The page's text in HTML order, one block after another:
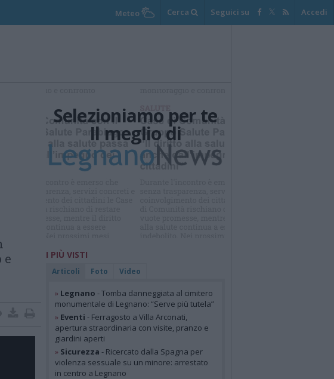
Meteo Cerca Seguici su Accedi
e
Selezioniamo per te
Il meglio di
I PIÙ VISTI
Articoli Foto Video
» Legnano - Tomba danneggiata al cimitero
monumentale di Legnano: “Serve più tutela”
» Eventi - Ferragosto a Villa Arconati,
apertura straordinaria con visite, pranzo e
giardini aperti
» Sicurezza - Ricercato dalla Spagna per
violenza sessuale su un minore: arrestato
in centro a Legnano